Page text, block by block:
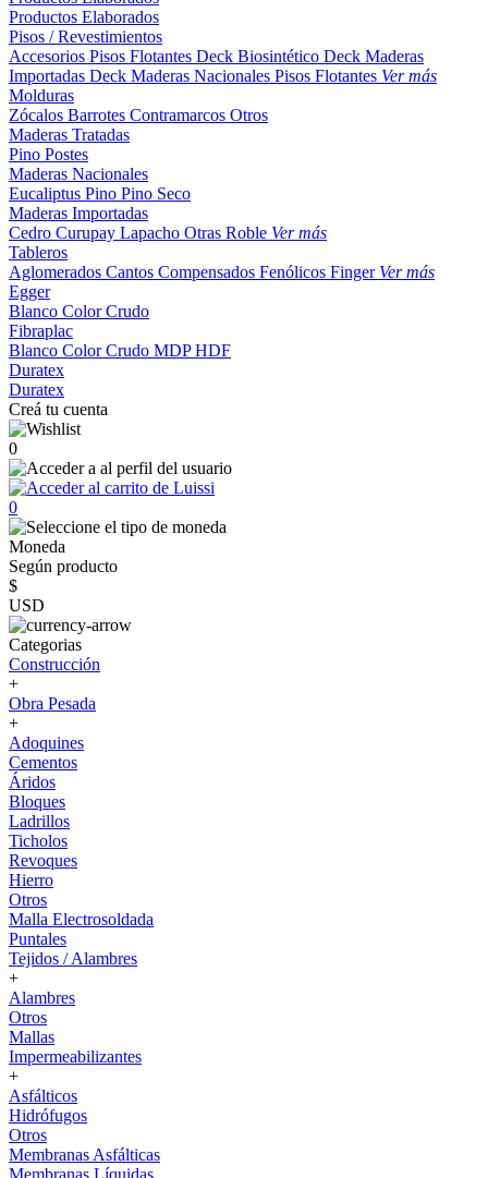
Productos Elaborados
Pisos / Revestimientos
Accesorios Pisos Flotantes Deck Biosintético Deck Maderas
Importadas Deck Maderas Nacionales Pisos Flotantes Ver más
Molduras
Zócalos Barrotes Contramarcos Otros
Maderas Tratadas
Pino Postes
Maderas Nacionales
Eucaliptus Pino Pino Seco
Maderas Importadas
Cedro Curupay Lapacho Otras Roble Ver más
Tableros
Aglomerados Cantos Compensados Fenólicos Finger Ver más
Egger
Blanco ColorCrudo
Fibraplac
Blanco ColorCrudo MDPHDF
Duratex
Duratex
Creá tu cuenta
0
0
Moneda
Según producto
$
USD
Categorias
Construcción
+
Obra Pesada
+
Adoquines
Cementos
Áridos
Bloques
Ladrillos
Ticholos
Revoques
Hierro
Otros
Malla Electrosoldada
Puntales
Tejidos / Alambres
+
Alambres
Otros
Mallas
Impermeabilizantes
+
Asfálticos
Hidrófugos
Otros
Membranas Asfálticas
Membranas Líquidas